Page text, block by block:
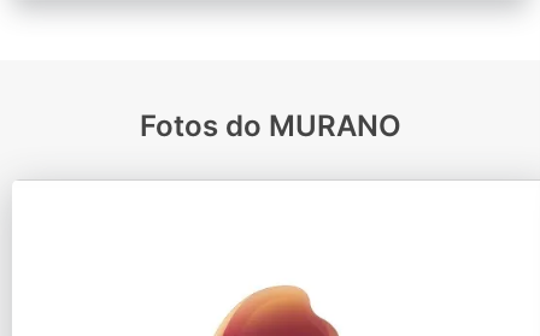
Fotos do MURANO